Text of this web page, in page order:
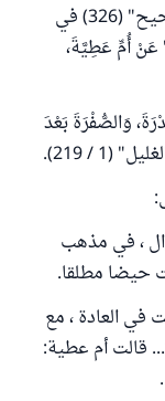
لما رواه البخاري رحمه الله تعالى في "الصحيح" (326) في
عَنْ أُمِّ عَطِيَّةَ،
الْكُدْرَةَ، وَالصُّفْرَةَ بَعْدَ
/ 219).
، في مذهب
حيضا مطلقا.
في العادة ، مع
قالت أم عطية: